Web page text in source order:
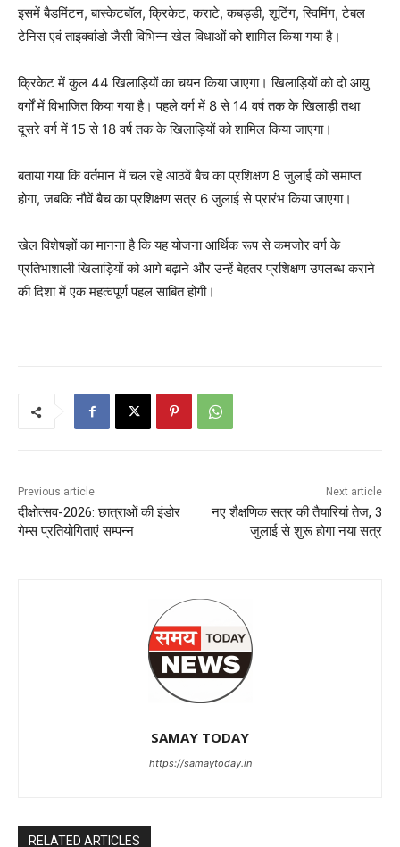
इसमें बैडमिंटन, बास्केटबॉल, क्रिकेट, कराटे, कबड्डी, शूटिंग, स्विमिंग, टेबल
टेनिस एवं ताइक्वांडो जैसी विभिन्न खेल विधाओं को शामिल किया गया है।
क्रिकेट में कुल 44 खिलाड़ियों का चयन किया जाएगा। खिलाड़ियों को दो आयु
वर्गों में विभाजित किया गया है। पहले वर्ग में 8 से 14 वर्ष तक के खिलाड़ी तथा
दूसरे वर्ग में 15 से 18 वर्ष तक के खिलाड़ियों को शामिल किया जाएगा।
बताया गया कि वर्तमान में चल रहे आठवें बैच का प्रशिक्षण 8 जुलाई को समाप्त
होगा, जबकि नौवें बैच का प्रशिक्षण सत्र 6 जुलाई से प्रारंभ किया जाएगा।
खेल विशेषज्ञों का मानना है कि यह योजना आर्थिक रूप से कमजोर वर्ग के
प्रतिभाशाली खिलाड़ियों को आगे बढ़ाने और उन्हें बेहतर प्रशिक्षण उपलब्ध कराने
की दिशा में एक महत्वपूर्ण पहल साबित होगी।
Previous article
दीक्षोत्सव-2026: छात्राओं की इंडोर
गेम्स प्रतियोगिताएं सम्पन्न
Next article
नए शैक्षणिक सत्र की तैयारियां तेज, 3
जुलाई से शुरू होगा नया सत्र
SAMAY TODAY
https://samaytoday.in
RELATED ARTICLES